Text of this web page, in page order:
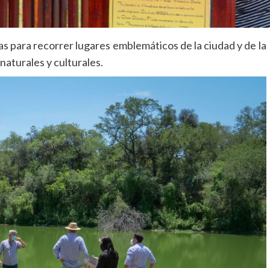
para recorrer lugares emblemáticos de la ciudad y de la
y culturales.